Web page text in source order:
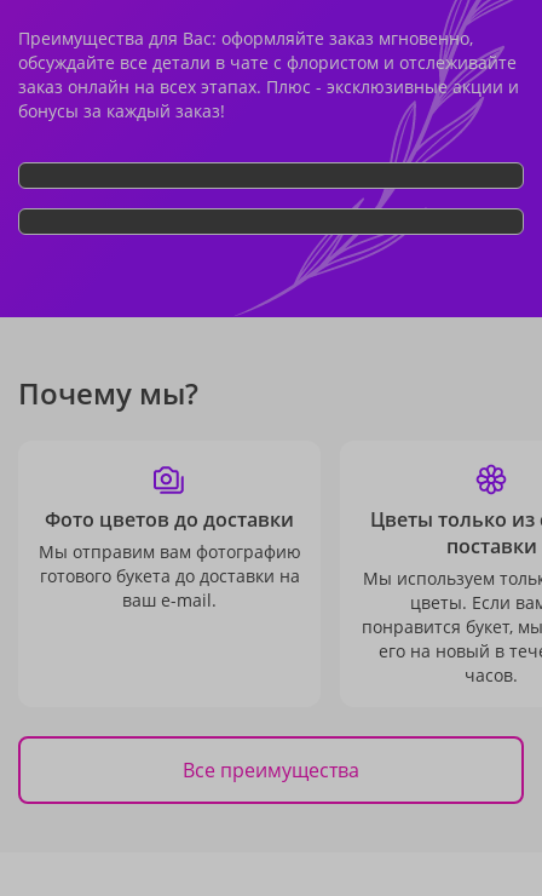
Преимущества для Вас: оформляйте заказ мгновенно,
обсуждайте все детали в чате с флористом и отслеживайте
заказ онлайн на всех этапах. Плюс - эксклюзивные акции и
бонусы за каждый заказ!
Почему мы?
Фото цветов до доставки
Мы отправим вам фотографию
готового букета до доставки на
ваш e-mail.
Цветы только из
поставки
Мы используем
цветы. Если
понравится букет,
его на новый в
часов.
Все преимущества